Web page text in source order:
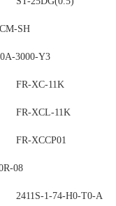
SH
3000-Y3
FR-XC-11K
FR-XCL-11K
FR-XCCP01
08
2411S-1-74-H0-T0-A